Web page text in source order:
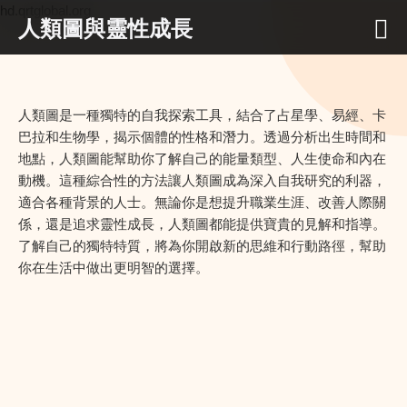
人類圖與靈性成長
人類圖是一種獨特的自我探索工具，結合了占星學、易經、卡
巴拉和生物學，揭示個體的性格和潛力。透過分析出生時間和
地點，人類圖能幫助你了解自己的能量類型、人生使命和內在
動機。這種綜合性的方法讓人類圖成為深入自我研究的利器，
適合各種背景的人士。無論你是想提升職業生涯、改善人際關
係，還是追求靈性成長，人類圖都能提供寶貴的見解和指導。
了解自己的獨特特質，將為你開啟新的思維和行動路徑，幫助
你在生活中做出更明智的選擇。